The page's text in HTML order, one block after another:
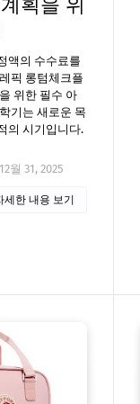
획을 위
액의 수수료를
픽 롱텀체크플
위한 필수 아
기는 새로운 목
의 시기입니다.
12월 31, 2025
세한 내용 보기